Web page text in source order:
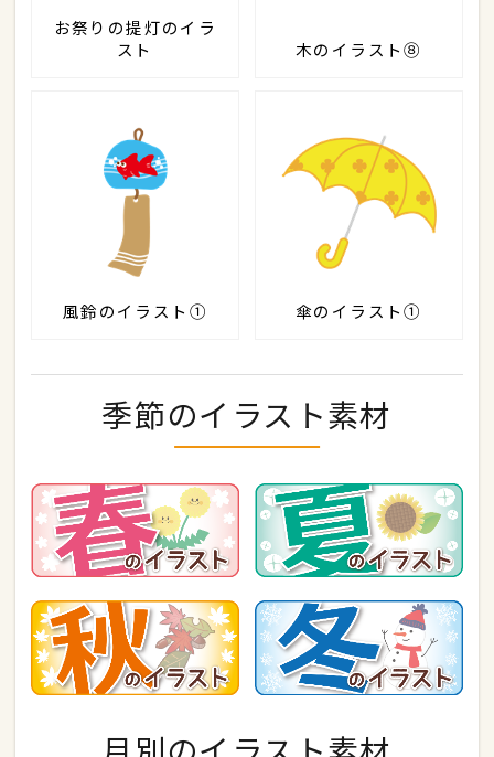
お祭りの提灯のイラ
スト
木のイラスト⑧
風鈴のイラスト① 傘のイラスト①
季節のイラスト素材